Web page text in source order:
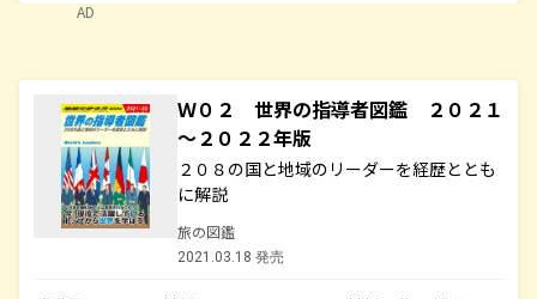
AD
Ｗ０２ 世界の指導者図鑑 ２０２１
～２０２２年版
２０８の国と地域のリーダーを経歴ととも
に解説
旅の図鑑
2021.03.18 発売